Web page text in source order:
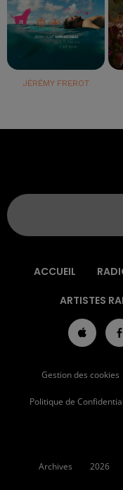
JÉRÉMY FREROT
ACCUEIL
ARTISTES
Gestion des cookies
Politique de
Archives 2026